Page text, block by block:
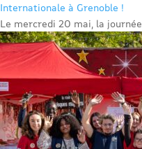
Internationale à Grenoble !
Le mercredi 20 mai, la